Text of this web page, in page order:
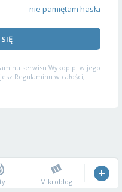
nie pamiętam hasła
serwisu Wykop.pl w jego
Regulaminu w całości,
Mikroblog